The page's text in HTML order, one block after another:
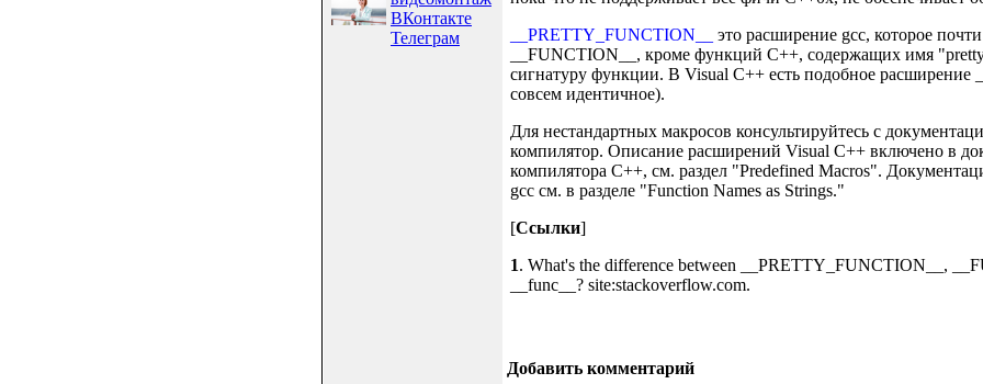
ВКонтакте
Телеграм
__PRETTY_FUNCTION__
это расширение gcc, которое
__FUNCTION__, кроме функций C++, содержащих имя
сигнатуру функции. В Visual C++ есть подобное расширение
совсем идентичное).
Для нестандартных макросов консультируйтесь с
компилятор. Описание расширений Visual C++ включено в
компилятора C++, см. раздел "Predefined Macros".
gcc см. в разделе "Function Names as Strings."
[Ссылки]
1. What's the difference between __PRETTY_FUNCTION__,
__func__? site:stackoverflow.com.
Добавить комментарий